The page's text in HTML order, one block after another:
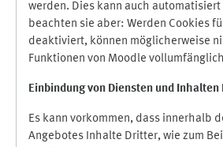
werden. Dies kann auch
beachten sie aber: Werden Cookies
deaktiviert, können möglicherweise
Funktionen von Moodle
Einbindung von Diensten und Inhalten
Es kann vorkommen, dass innerhalb
Angebotes Inhalte Dritter, wie zum